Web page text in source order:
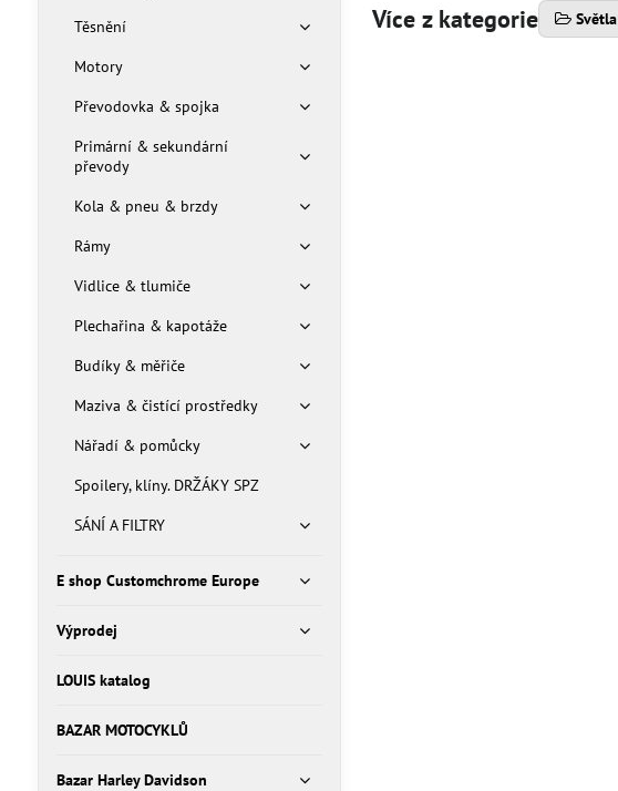
Více z kategorie Světla
Těsnění
Motory
Převodovka & spojka
Primární & sekundární
převody
Kola & pneu & brzdy
Rámy
Vidlice & tlumiče
Plechařina & kapotáže
Budíky & měřiče
Maziva & čistící prostředky
Nářadí & pomůcky
Spoilery, klíny. DRŽÁKY SPZ
SÁNÍ A FILTRY
E shop Customchrome Europe
Výprodej
LOUIS katalog
BAZAR MOTOCYKLŮ
Bazar Harley Davidson